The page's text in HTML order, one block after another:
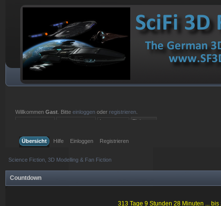
WillkommenGast . Bitteeinloggen oder registrieren
Übersicht
Hilfe Einloggen Registrieren
Science Fiction, 3D Modelling & Fan Fiction
Countdown
313 Tage 9 Stunden 28 Minuten ...